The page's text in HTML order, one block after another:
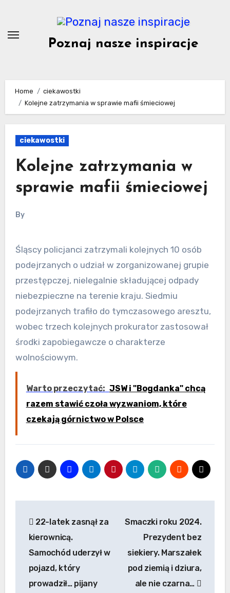
content
Poznaj nasze inspiracje
Home
ciekawostki
Kolejne zatrzymania w sprawie mafii śmieciowej
ciekawostki
Kolejne zatrzymania w
sprawie mafii śmieciowej
By
Śląscy policjanci zatrzymali kolejnych 10 osób
podejrzanych o udział w zorganizowanej grupie
przestępczej, nielegalnie składującej odpady
niebezpieczne na terenie kraju. Siedmiu
podejrzanych trafiło do tymczasowego aresztu,
wobec trzech kolejnych prokurator zastosował
środki zapobiegawcze o charakterze
wolnościowym.
Warto przeczytać: JSW i "Bogdanka" chcą
razem stawić czoła wyzwaniom, które
czekają górnictwo w Polsce
wpisu
22-latek zasnął za
kierownicą.
Samochód uderzył w
pojazd, który
prowadził… pijany
Smaczki roku 2024.
Prezydent bez
siekiery. Marszałek
pod ziemią i dziura,
ale nie czarna…